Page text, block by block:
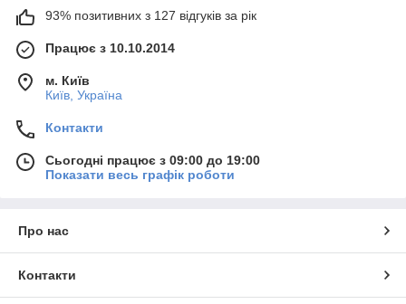
93% позитивних з 127 відгуків за рік
Працює з 10.10.2014
м. Київ
Київ, Україна
Контакти
Сьогодні працює з 09:00 до 19:00
Показати весь графік роботи
Про нас
Контакти